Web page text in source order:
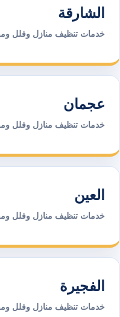
الشارقة
خدمات تنظيف منازل وفلل
عجمان
خدمات تنظيف منازل وفلل
العين
خدمات تنظيف منازل وفلل
الفجيرة
خدمات تنظيف منازل وفلل